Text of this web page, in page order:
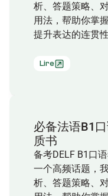
析、答题策略、
用法，帮助你掌
提升表达的连贯
Lire
必备法语B1
质书
备考DELF B1口
一个高频话题，
析、答题策略、